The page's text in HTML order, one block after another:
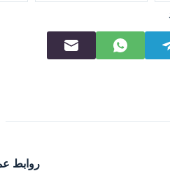
روابط